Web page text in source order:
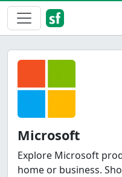
Microsoft
Explore Microsoft
home or business.